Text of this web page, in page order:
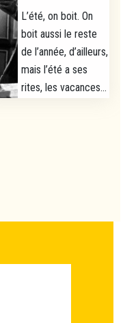
L’été, on boit. On
boit aussi le reste
de l’année, d’ailleurs,
mais l’été a ses
rites, les vacances...